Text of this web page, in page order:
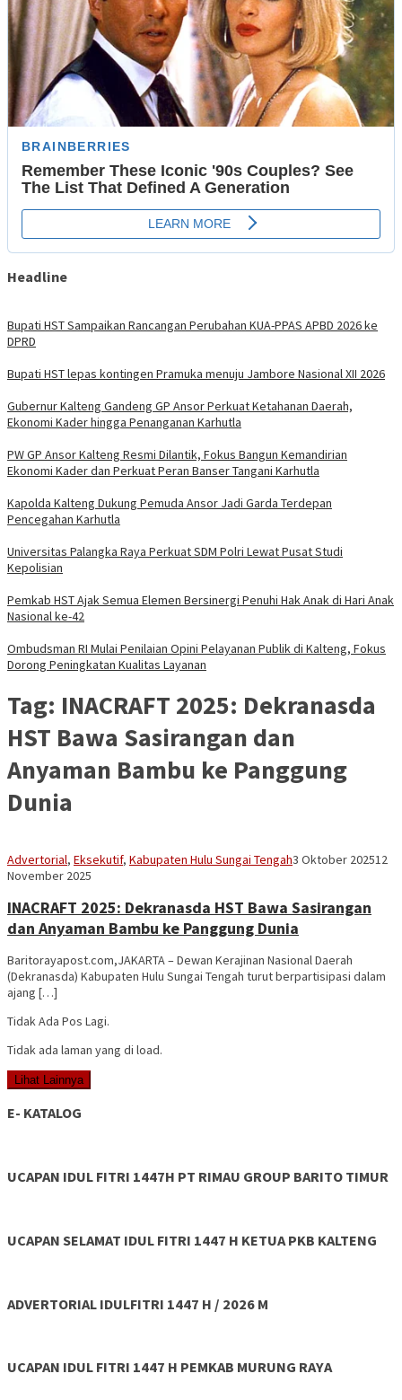
Headline
Bupati HST Sampaikan Rancangan Perubahan KUA-PPAS APBD 2026 ke
DPRD
Bupati HST lepas kontingen Pramuka menuju Jambore Nasional XII 2026
Gubernur Kalteng Gandeng GP Ansor Perkuat Ketahanan Daerah,
Ekonomi Kader hingga Penanganan Karhutla
PW GP Ansor Kalteng Resmi Dilantik, Fokus Bangun Kemandirian
Ekonomi Kader dan Perkuat Peran Banser Tangani Karhutla
Kapolda Kalteng Dukung Pemuda Ansor Jadi Garda Terdepan
Pencegahan Karhutla
Universitas Palangka Raya Perkuat SDM Polri Lewat Pusat Studi
Kepolisian
Pemkab HST Ajak Semua Elemen Bersinergi Penuhi Hak Anak di Hari Anak
Nasional ke-42
Ombudsman RI Mulai Penilaian Opini Pelayanan Publik di Kalteng, Fokus
Dorong Peningkatan Kualitas Layanan
Tag: INACRAFT 2025: Dekranasda
HST Bawa Sasirangan dan
Anyaman Bambu ke Panggung
Dunia
Advertorial, Eksekutif, Kabupaten Hulu Sungai TengahMask
3 Oktober 202512
November 2025
INACRAFT 2025: Dekranasda HST Bawa Sasirangan
dan Anyaman Bambu ke Panggung Dunia
Baritorayapost.com,JAKARTA – Dewan Kerajinan Nasional Daerah
(Dekranasda) Kabupaten Hulu Sungai Tengah turut berpartisipasi dalam
ajang […]
Tidak Ada Pos Lagi.
Tidak ada laman yang di load.
Lihat Lainnya
E- KATALOG
UCAPAN IDUL FITRI 1447H PT RIMAU GROUP BARITO TIMUR
UCAPAN SELAMAT IDUL FITRI 1447 H KETUA PKB KALTENG
ADVERTORIAL IDULFITRI 1447 H / 2026 M
UCAPAN IDUL FITRI 1447 H PEMKAB MURUNG RAYA